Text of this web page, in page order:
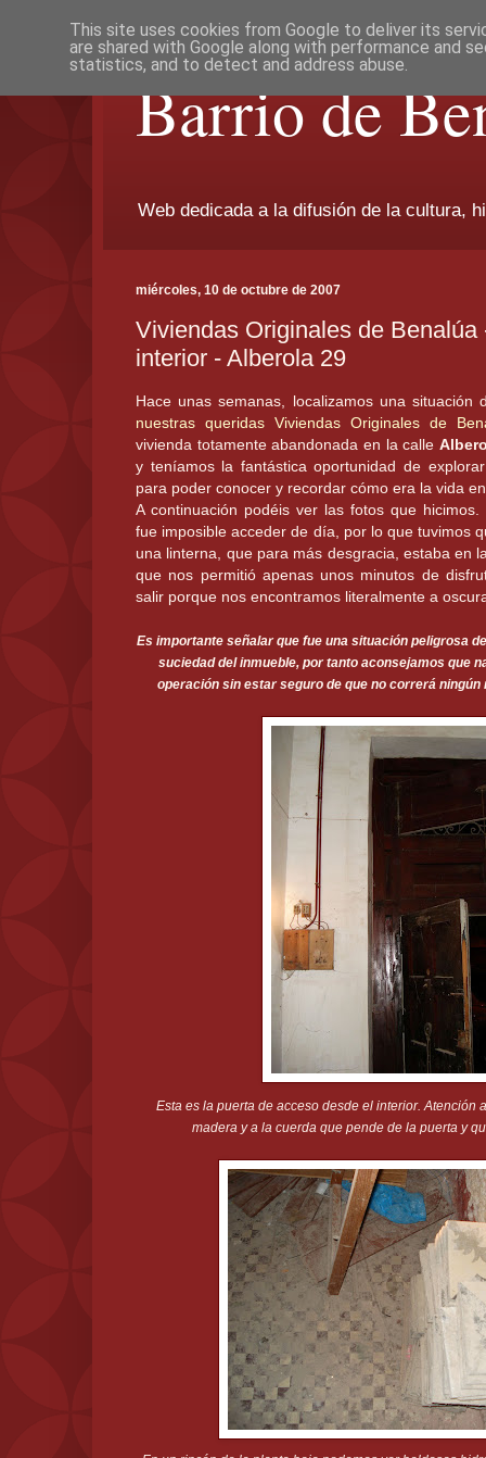
Barrio de
Web dedicada a la difusión de la cultura,
miércoles, 10 de octubre de 2007
Viviendas Originales de Benalúa
interior - Alberola 29
Hace unas semanas, localizamos una
nuestras queridas Viviendas Originales de
vivienda totamente abandonada en la calle
y teníamos la fantástica oportunidad de
para poder conocer y recordar cómo era la vida
A continuación podéis ver las fotos que
fue imposible acceder de día, por lo que tuvimos
una linterna, que para más desgracia, estaba en
que nos permitió apenas unos minutos de
salir porque nos encontramos literalmente a
Es importante señalar que fue una situación peligrosa
suciedad del inmueble, por tanto aconsejamos que
operación sin estar seguro de que no correrá
Esta es la puerta de acceso desde el interior. Atención
madera y a la cuerda que pende de la puerta y
This site uses cookies from Google to deliver its
are shared with Google along with performance and
statistics, and to detect and address abuse.